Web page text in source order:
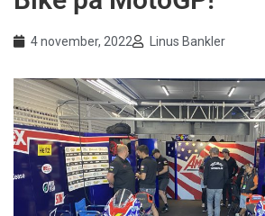
4 november, 2022 Linus Bankler